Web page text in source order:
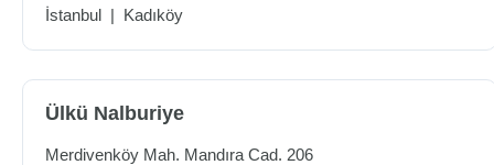
İstanbul | Kadıköy
Ülkü Nalburiye
Merdivenköy Mah. Mandıra Cad. 206